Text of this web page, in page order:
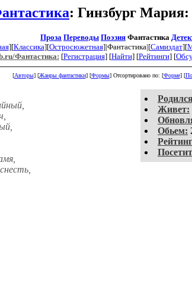
: Гинзбург Мария:
Проза Переводы Поэзия Фантастика
][Классика][Остросюжетная]|Фантастика|[Самиздат][
Фантастика: [Регистрация] [Найти] [Рейтинги] [
[Авторы] [Жанры фантастики] [Формы] Отсортировано по: [Форме] [
Живет:
Обьем: